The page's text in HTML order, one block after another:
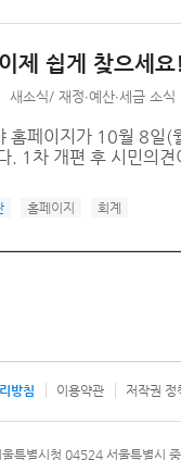
제 쉽게 찾으세요!
새소식/ 재정∙예산∙세금 소식
홈페이지가 10월 8
. 1차 개편 후 시민의
홈페이지 회계
방침 이용약관 저작권 정
울특별시청 04524 서울특별시